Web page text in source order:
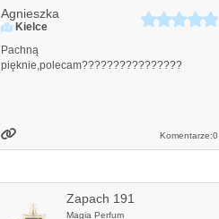
Agnieszka
Kielce
Pachną
pięknie,polecam????????????????
Komentarze:0
Zapach 191
Magia Perfum